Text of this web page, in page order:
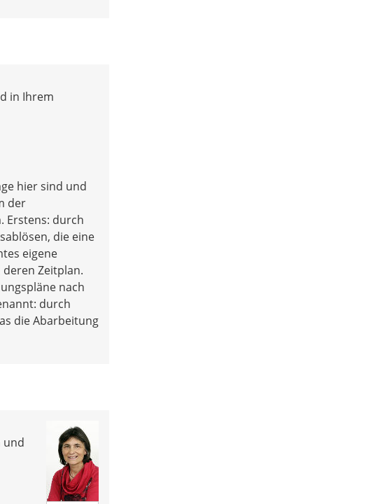
in Ihrem
hier sind und
der
Erstens: durch
die eine
eigene
Zeitplan.
nach
durch
die Abarbeitung
und